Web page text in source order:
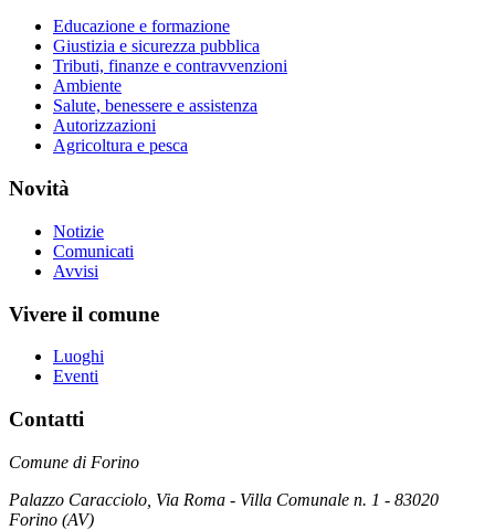
Educazione e formazione
Giustizia e sicurezza pubblica
Tributi, finanze e contravvenzioni
Ambiente
Salute, benessere e assistenza
Autorizzazioni
Agricoltura e pesca
Novità
Notizie
Comunicati
Avvisi
Vivere il comune
Luoghi
Eventi
Contatti
Comune di Forino
Palazzo Caracciolo, Via Roma - Villa Comunale n. 1 - 83020
Forino (AV)